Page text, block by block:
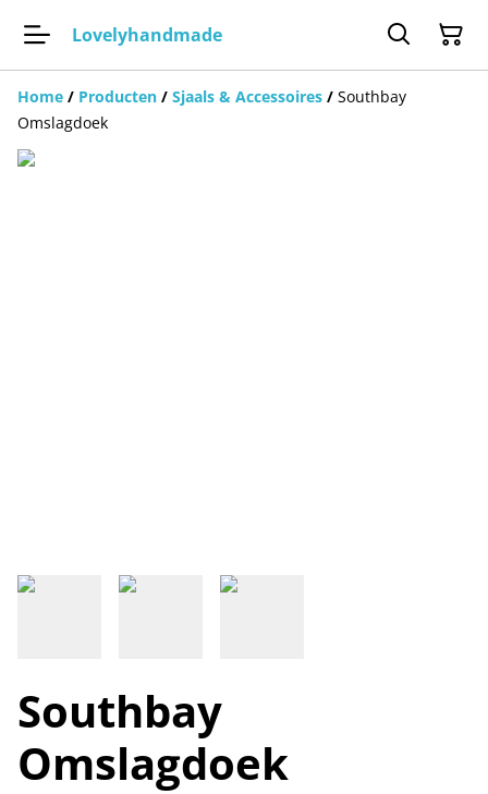
Lovelyhandmade
Home / Producten / Sjaals & Accessoires / Southbay
Omslagdoek
Southbay
Omslagdoek